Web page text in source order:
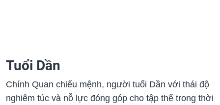
Tuổi Dần
Chính Quan chiếu mệnh, người tuổi Dần với thái độ
nghiêm túc và nỗ lực đóng góp cho tập thể trong thời